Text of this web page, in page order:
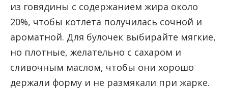
из говядины с содержанием жира около
20%, чтобы котлета получилась сочной и
ароматной. Для булочек выбирайте мягкие,
но плотные, желательно с сахаром и
сливочным маслом, чтобы они хорошо
держали форму и не размякали при жарке.